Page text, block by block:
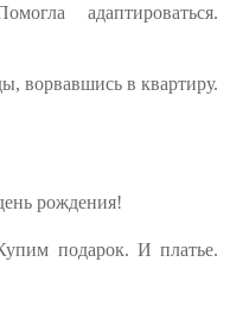
адаптироваться.
ворвавшись в квартиру.
рождения!
подарок. И платье.